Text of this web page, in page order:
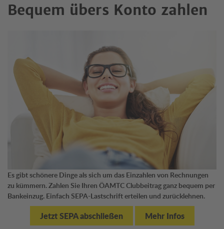
Bequem übers Konto zahlen
Es gibt schönere Dinge als sich um das Einzahlen von Rechnungen
zu kümmern. Zahlen Sie Ihren ÖAMTC Clubbeitrag ganz bequem per
Bankeinzug. Einfach SEPA-Lastschrift erteilen und zurücklehnen.
Jetzt SEPA abschließen Mehr Infos